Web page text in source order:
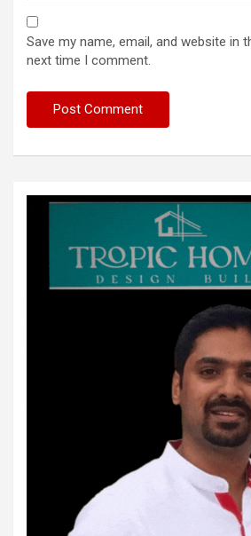
Save my name, email, and website in
next time I comment.